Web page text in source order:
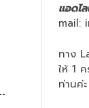
แอดไ
mail:
ทาง
ให้ 1
ท่านค่ะ